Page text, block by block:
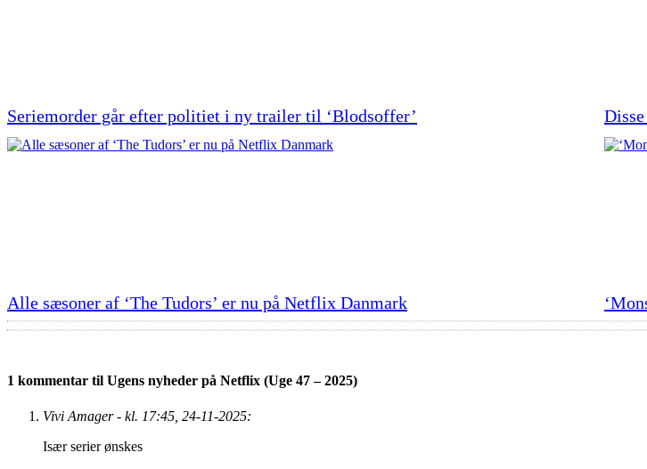
Seriemorder går efter politiet i ny trailer til ‘Blodsoffer’
Alle sæsoner af ‘The Tudors’ er nu på Netflix Danmark
1 kommentar til Ugens nyheder på Netflix (Uge 47 – 2025)
Vivi Amager - kl. 17:45, 24-11-2025:
Især serier ønskes